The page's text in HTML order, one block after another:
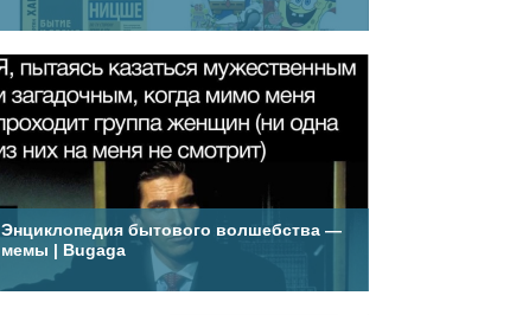
Энциклопедия бытового волшебства —
мемы | Bugaga